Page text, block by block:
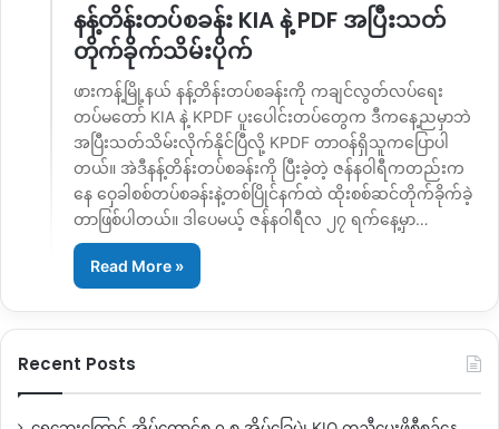
နန့်တိန်းတပ်စခန်း KIA နဲ့ PDF အပြီးသတ်
တိုက်ခိုက်သိမ်းပိုက်
ဖားကန့်မြို့နယ် နန့်တိန်းတပ်စခန်းကို ကချင်လွတ်လပ်ရေး
တပ်မတော် KIA နဲ့ KPDF ပူးပေါင်းတပ်တွေက ဒီကနေ့ညမှာဘဲ
အပြီးသတ်သိမ်းလိုက်နိုင်ပြီလို့ KPDF တာဝန်ရှိသူကပြောပါ
တယ်။ အဲဒီနန့်တိန်းတပ်စခန်းကို ပြီးခဲ့တဲ့ ဇန်နဝါရီကတည်းက
နေ ဝှေခါစစ်တပ်စခန်းနဲ့တစ်ပြိုင်နက်ထဲ ထိုးစစ်ဆင်တိုက်ခိုက်ခဲ့
တာဖြစ်ပါတယ်။ ဒါပေမယ့် ဇန်နဝါရီလ ၂၇ ရက်နေ့မှာ…
Read More »
Recent Posts